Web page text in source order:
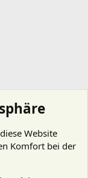
Website
Komfort bei der